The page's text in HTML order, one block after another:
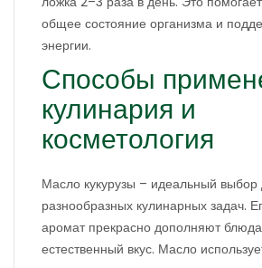
общее состояние организма и
энергии.
Способы
кулинария и
косметология
Масло кукурузы – идеальный выбор
разнообразных кулинарных задач.
аромат прекрасно дополняют
естественный вкус. Масло